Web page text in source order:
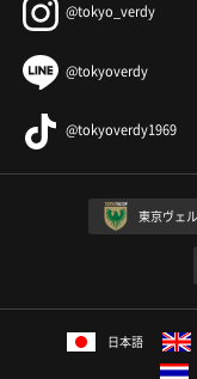
@tokyo_verdy
@tokyoverdy
@tokyoverdy1969
東京ヴェ
日本語